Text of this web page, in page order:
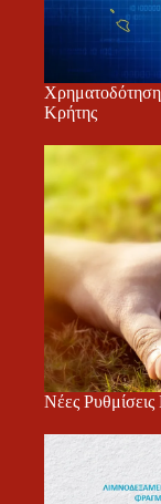
Κρήτης
Νέες